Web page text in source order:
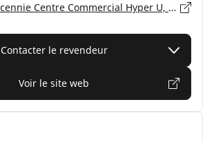
Espace Sud Dracennie Centre Commercial Hyper U, 83460 LES ARCS-SUR-ARGENS
Contacter le revendeur
Voir le site web